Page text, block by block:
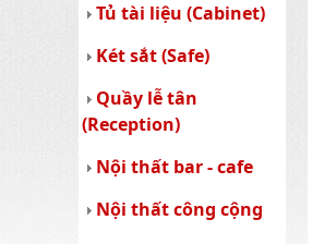
Tủ tài liệu (Cabinet)
Két sắt (Safe)
Quầy lễ tân
(Reception)
Nội thất bar - cafe
Nội thất công cộng